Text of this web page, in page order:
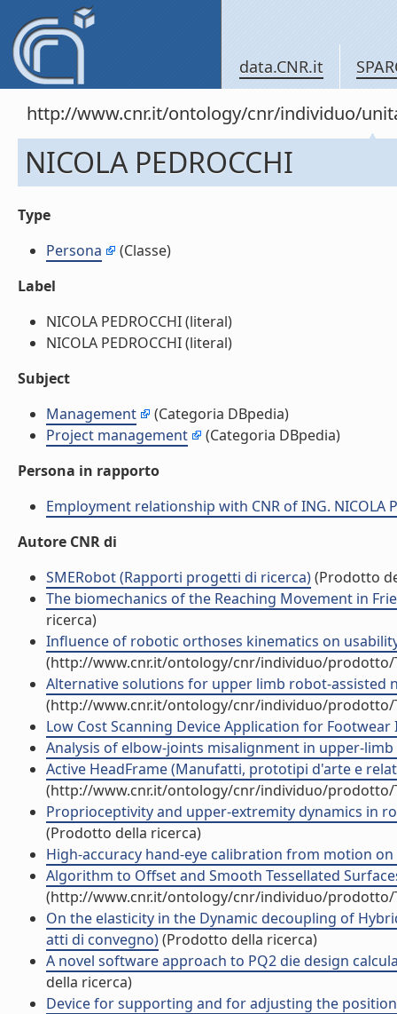
data.CNR.it
http://www.cnr.it/ontology/cnr/individuo/
NICOLA PEDROCCHI
Type
Persona
(Classe)
Label
NICOLA PEDROCCHI (literal)
NICOLA PEDROCCHI (literal)
Subject
Management
(Categoria DBpedia)
Project management
(Categoria DBpedia)
Persona in rapporto
Employment relationship with CNR of ING. NICOLA
Autore CNR di
SMERobot (Rapporti progetti di ricerca)(Prodotto
The biomechanics of the Reaching Movement in
ricerca)
Influence of robotic orthoses kinematics on
(http://www.cnr.it/ontology/cnr/individuo/prodotto/
Alternative solutions for upper limb robot-
(http://www.cnr.it/ontology/cnr/individuo/prodotto/
Low Cost Scanning Device Application for
Analysis of elbow-joints misalignment in upper-
Active HeadFrame (Manufatti, prototipi d'arte e
(http://www.cnr.it/ontology/cnr/individuo/prodotto/
Proprioceptivity and upper-extremity dynamics in
(Prodotto della ricerca)
High-accuracy hand-eye calibration from motion
Algorithm to Offset and Smooth Tessellated
(http://www.cnr.it/ontology/cnr/individuo/prodotto/
On the elasticity in the Dynamic decoupling of
atti di convegno)(Prodotto della ricerca)
A novel software approach to PQ2 die design
della ricerca)
Device for supporting and for adjusting the